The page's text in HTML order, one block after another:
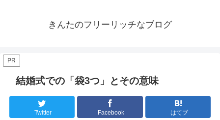
きんたのフリーリッチなブログ
PR
結婚式での「袋3つ」とその意味
Twitter Facebook はてブ